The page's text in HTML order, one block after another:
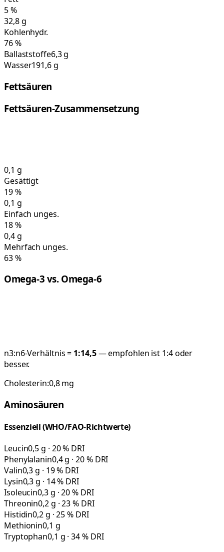
5%
32,8g
Kohlenhydr.
76%
Ballaststoffe6,3 g
Wasser191,6 g
Fettsäuren
Fettsäuren-Zusammensetzung
0,1 g
Gesättigt
19%
0,1 g
Einfach unges.
18%
0,4g
Mehrfach unges.
63%
Omega-3 vs. Omega-6
n3:n6-Verhältnis = 1:14,5— empfohlen ist 1:4 oder
besser.
Cholesterin:0,8mg
Aminosäuren
Essenziell (WHO/FAO-Richtwerte)
Leucin0,5 g · 20 % DRI
Phenylalanin0,4 g · 20 % DRI
Valin0,3 g · 19 % DRI
Lysin0,3 g · 14 % DRI
Isoleucin0,3 g · 20 % DRI
Threonin0,2 g · 23 % DRI
Histidin0,2 g · 25 % DRI
Methionin0,1 g
Tryptophan0,1 g · 34 % DRI